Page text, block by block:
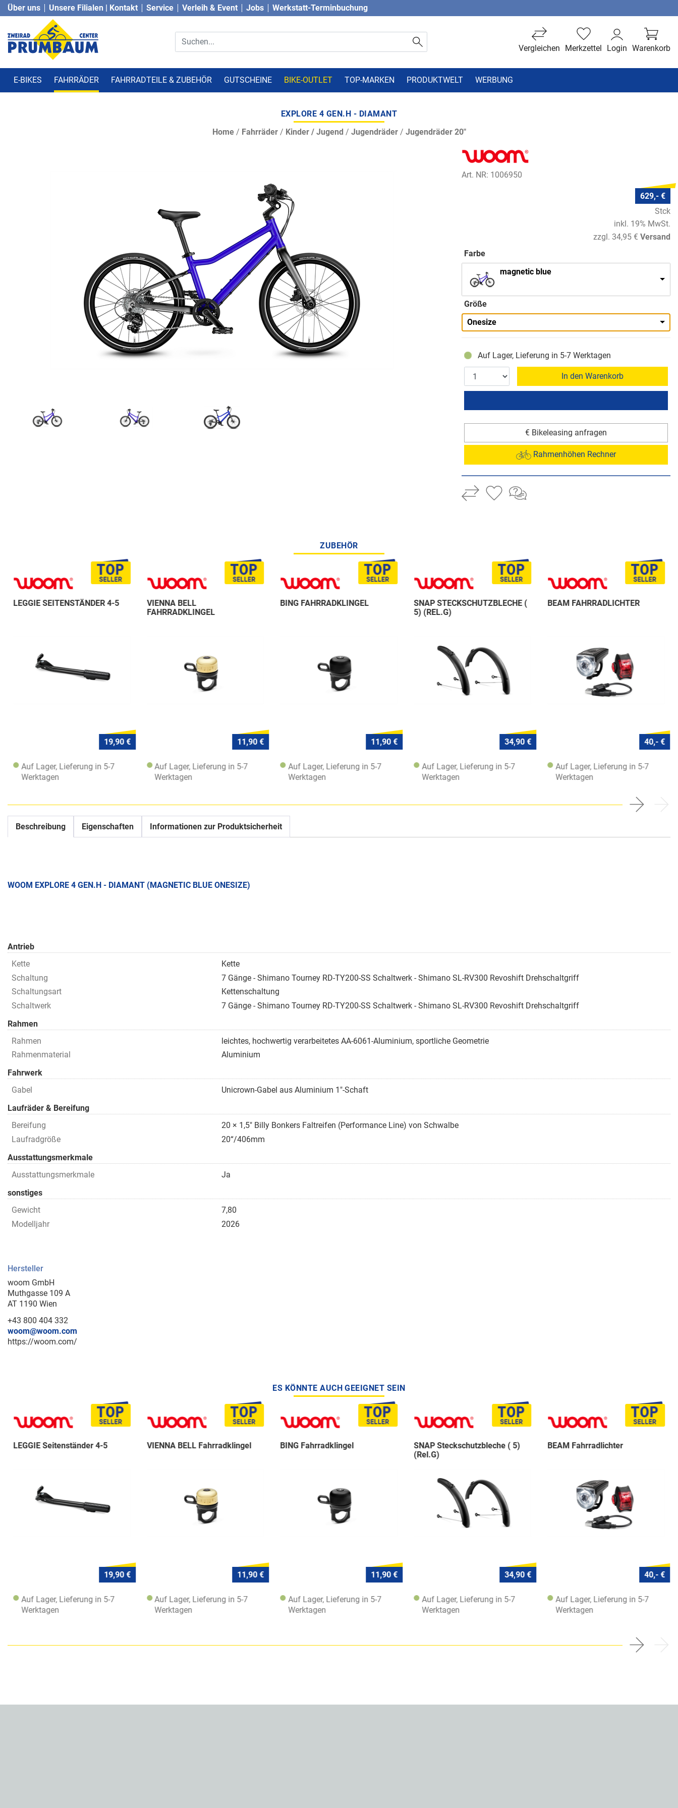
Über uns Unsere Filialen | Kontakt Service Verleih & Event Jobs Werkstatt-Terminbuchung
Warenkorb
Login
Merkzettel
Vergleichen
E-BIKES FAHRRÄDER FAHRRADTEILE & ZUBEHÖR GUTSCHEINE BIKE-OUTLET TOP-MARKEN PRODUKTWELT WERBUNG
EXPLORE 4 GEN.H - DIAMANT
Home/ Fahrräder/ Kinder / Jugend / Jugendräder/ Jugendräder 20"
Art. NR: 1006950
629,- €
Stck
inkl. 19% MwSt.
zzgl. 34,95 € Versand
Farbe
magnetic blue
Größe
Onesize
Auf Lager, Lieferung in 5-7 Werktagen
In den Warenkorb
€ Bikeleasing anfragen
Rahmenhöhen Rechner
ZUBEHÖR
LEGGIE SEITENSTÄNDER 4-5
19,90 €
Auf Lager, Lieferung in 5-7
Werktagen
VIENNA BELL
FAHRRADKLINGEL
11,90 €
Auf Lager, Lieferung in 5-7
Werktagen
BING FAHRRADKLINGEL
11,90 €
Auf Lager, Lieferung in 5-7
Werktagen
SNAP STECKSCHUTZBLECHE (
5) (REL.G)
34,90 €
Auf Lager, Lieferung in 5-7
Werktagen
BEAM FAHRRADLICHTER
40,- €
Auf Lager, Lieferung in 5-7
Werktagen
Beschreibung Eigenschaften Informationen zur Produktsicherheit
WOOM EXPLORE 4 GEN.H - DIAMANT (MAGNETIC BLUE ONESIZE)
Antrieb
Kette
Kette
Schaltung
7 Gänge - Shimano Tourney RD-TY200-SS Schaltwerk - Shimano SL-RV300 Revoshift Drehschaltgriff
Schaltungsart
Kettenschaltung
Schaltwerk
7 Gänge - Shimano Tourney RD-TY200-SS Schaltwerk - Shimano SL-RV300 Revoshift Drehschaltgriff
Rahmen
Rahmen
leichtes, hochwertig verarbeitetes AA-6061-Aluminium, sportliche Geometrie
Rahmenmaterial
Aluminium
Fahrwerk
Gabel
Unicrown-Gabel aus Aluminium 1"-Schaft
Laufräder & Bereifung
Bereifung
20 × 1,5" Billy Bonkers Faltreifen (Performance Line) von Schwalbe
Laufradgröße
20“/406mm
Ausstattungsmerkmale
Ausstattungsmerkmale
Ja
sonstiges
Gewicht
7,80
Modelljahr
2026
Hersteller
woom GmbH
Muthgasse 109 A
AT 1190 Wien
+43 800 404 332
woom@woom.com
https://woom.com/
ES KÖNNTE AUCH GEEIGNET SEIN
LEGGIE Seitenständer 4-5
19,90 €
Auf Lager, Lieferung in 5-7
Werktagen
VIENNA BELL Fahrradklingel
11,90 €
Auf Lager, Lieferung in 5-7
Werktagen
BING Fahrradklingel
11,90 €
Auf Lager, Lieferung in 5-7
Werktagen
SNAP Steckschutzbleche ( 5)
(Rel.G)
34,90 €
Auf Lager, Lieferung in 5-7
Werktagen
BEAM Fahrradlichter
40,- €
Auf Lager, Lieferung in 5-7
Werktagen